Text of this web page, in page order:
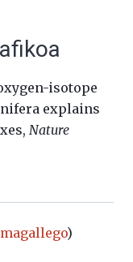
isotope
explains
Nature
)